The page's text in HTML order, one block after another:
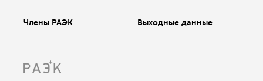
Члены РАЭК Выходные данные